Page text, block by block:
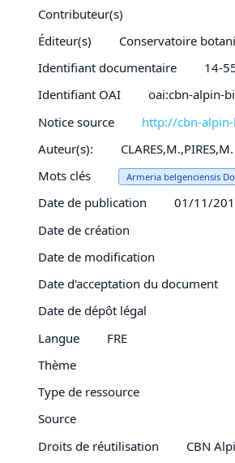
Contributeur(s)
Éditeur(s)
Conservatoire
Identifiant documentaire
14-
Identifiant OAI
oai:cbn-alpin-
Notice source
http://cbn-
Auteur(s):
CLARES,M.,PIRES,M.
Mots clés
Armeria belgenciensis
Date de publication
01/11/
Date de création
Date de modification
Date d'acceptation du document
Date de dépôt légal
Langue
FRE
Thème
Type de ressource
Source
Droits de réutilisation
CBN